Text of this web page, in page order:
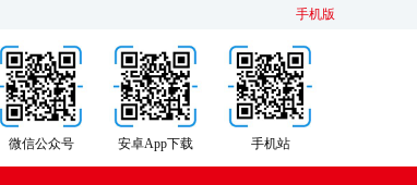
手机版
手机站
安卓App下载
微信公众号